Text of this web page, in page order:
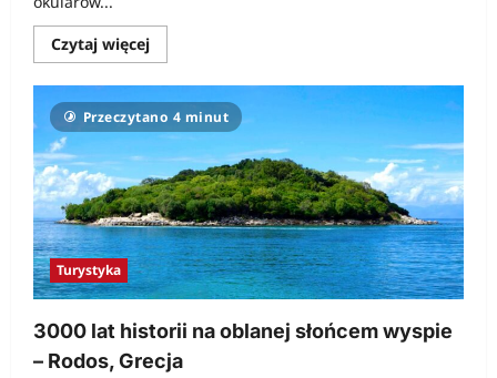
Czytaj więcejDowiedz
się
o
Laser
coraz
bezpieczniejszy
Przeczytano 4 minut
Turystyka
3000 lat historii na oblanej słońcem wyspie
– Rodos, Grecja